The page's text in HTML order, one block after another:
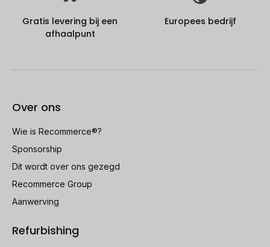
Gratis levering bij een
afhaalpunt
Europees bedrijf
Over ons
Wie is Recommerce®?
Sponsorship
Dit wordt over ons gezegd
Recommerce Group
Aanwerving
Refurbishing